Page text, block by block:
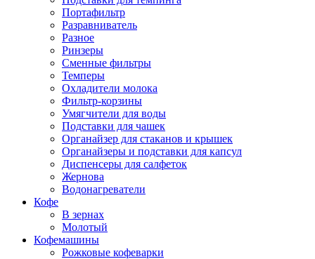
Портафильтр
Разравниватель
Разное
Ринзеры
Сменные фильтры
Темперы
Охладители молока
Фильтр-корзины
Умягчители для воды
Подставки для чашек
Органайзер для стаканов и крышек
Органайзеры и подставки для капсул
Диспенсеры для салфеток
Жернова
Водонагреватели
Кофе
В зернах
Молотый
Кофемашины
Рожковые кофеварки